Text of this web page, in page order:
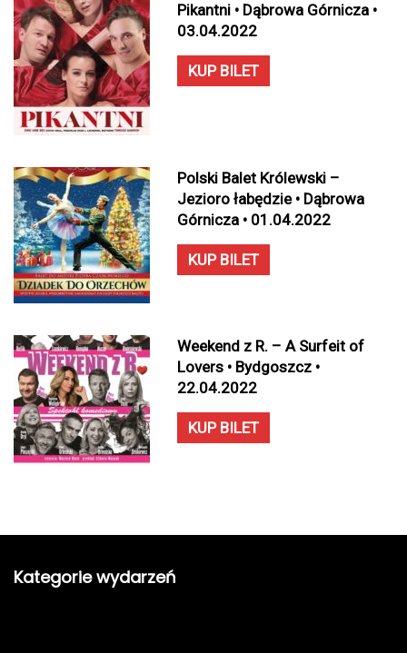
Pikantni • Dąbrowa Górnicza •
03.04.2022
KUP BILET
Polski Balet Królewski –
Jezioro łabędzie • Dąbrowa
Górnicza • 01.04.2022
KUP BILET
Weekend z R. – A Surfeit of
Lovers • Bydgoszcz •
22.04.2022
KUP BILET
Kategorie wydarzeń